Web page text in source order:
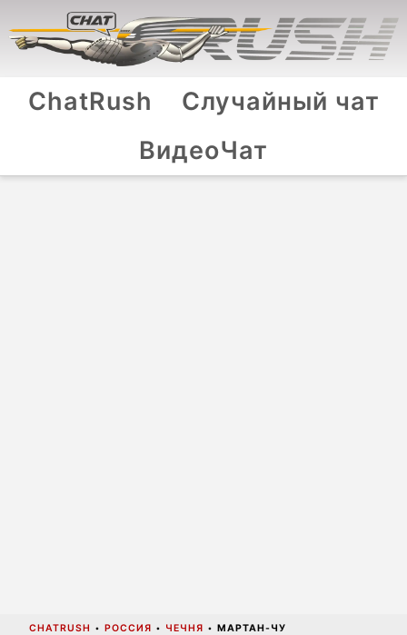
ChatRush
Случайный чат
ВидеоЧат
CHATRUSH • РОССИЯ • ЧЕЧНЯ • МАРТАН-ЧУ